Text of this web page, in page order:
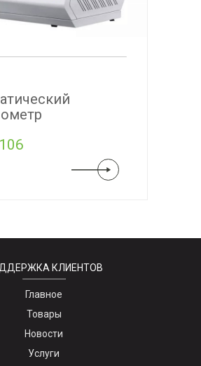
КЛИЕНТОВ
Главное
Товары
Новости
Услуги